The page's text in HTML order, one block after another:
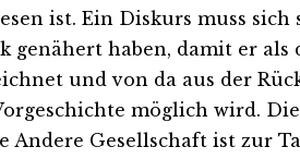
ist. Ein Diskurs muss
genähert haben, damit er als
und von da aus der
möglich wird.
Andere Gesellschaft ist zur